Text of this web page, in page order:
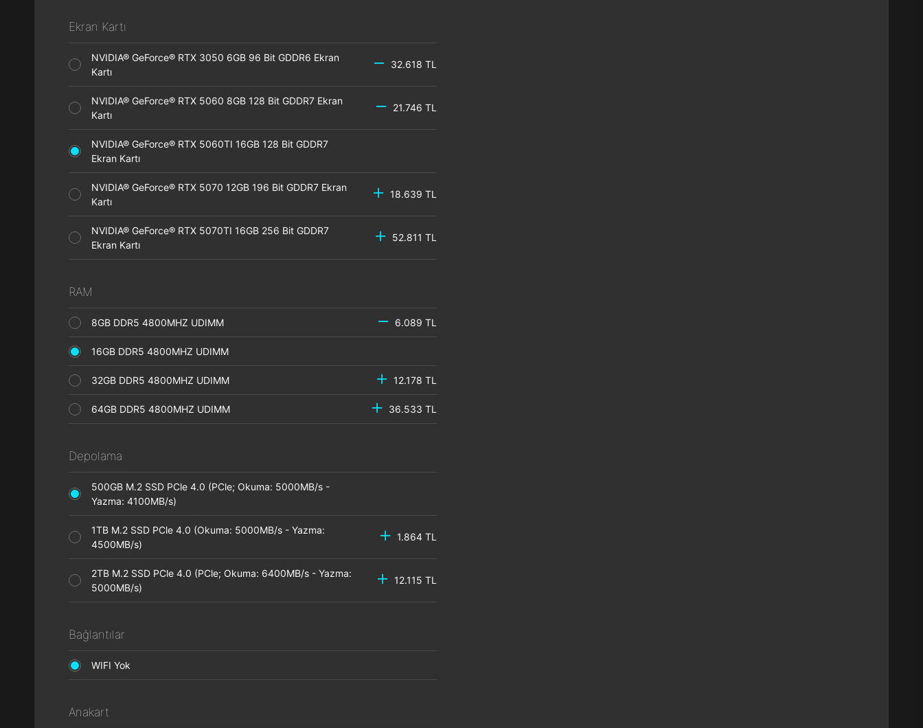
Ekran Kartı
NVIDIA® GeForce® RTX 3050 6GB 96 Bit GDDR6 Ekran
Kartı
32.618 TL
NVIDIA® GeForce® RTX 5060 8GB 128 Bit GDDR7 Ekran
Kartı
21.746 TL
NVIDIA® GeForce® RTX 5060TI 16GB 128 Bit GDDR7
Ekran Kartı
NVIDIA® GeForce® RTX 5070 12GB 196 Bit GDDR7 Ekran
Kartı
18.639 TL
NVIDIA® GeForce® RTX 5070TI 16GB 256 Bit GDDR7
Ekran Kartı
52.811 TL
RAM
8GB DDR5 4800MHZ UDIMM 6.089 TL
16GB DDR5 4800MHZ UDIMM
32GB DDR5 4800MHZ UDIMM 12.178 TL
64GB DDR5 4800MHZ UDIMM 36.533 TL
Depolama
500GB M.2 SSD PCle 4.0 (PCle; Okuma: 5000MB/s -
Yazma: 4100MB/s)
1TB M.2 SSD PCle 4.0 (Okuma: 5000MB/s - Yazma:
4500MB/s)
1.864 TL
2TB M.2 SSD PCle 4.0 (PCle; Okuma: 6400MB/s - Yazma:
5000MB/s)
12.115 TL
Bağlantılar
WIFI Yok
Anakart